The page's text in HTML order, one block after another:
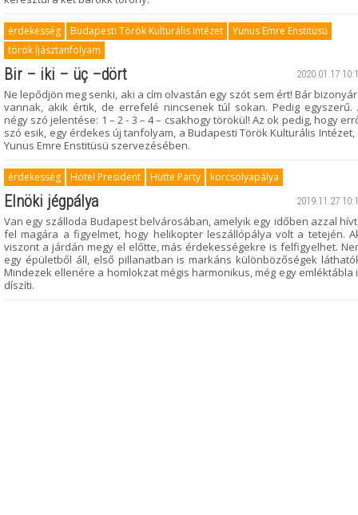
érdekesség Budapesti Török Kulturális Intézet
Yunus Emre Enstitüsü
török íjásztanfolyam
2020.01.17
Bir – iki – üç –dört
Ne lepődjön meg senki, aki a cím olvastán egy szót sem ért! Bár
vannak, akik értik, de errefelé nincsenek túl sokan. Pedig egyszerű.
négy szó jelentése: 1 – 2 - 3 – 4 – csakhogy törökül! Az ok pedig, hogy
szó esik, egy érdekes új tanfolyam, a Budapesti Török Kulturális Intézet,
Yunus Emre Enstitüsü szervezésében.
érdekesség Hotel President Hütte Party korcsolyapálya
2019.11.27
Elnöki jégpálya
Van egy szálloda Budapest belvárosában, amelyik egy időben azzal
fel magára a figyelmet, hogy helikopter leszállópálya volt a tetején.
viszont a járdán megy el előtte, más érdekességekre is felfigyelhet.
egy épületből áll, első pillanatban is markáns különbözőségek
Mindezek ellenére a homlokzat mégis harmonikus, még egy emléktábla
díszíti.